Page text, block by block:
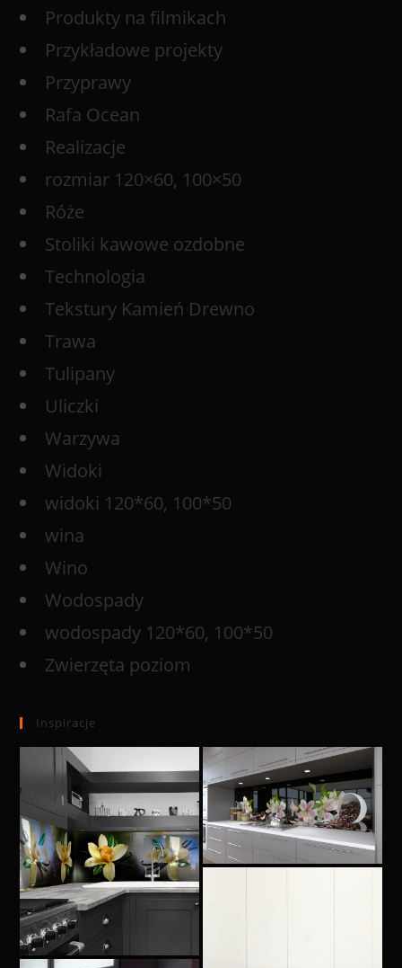
Produkty na filmikach
Przykładowe projekty
Przyprawy
Rafa Ocean
Realizacje
rozmiar 120×60, 100×50
Róże
Stoliki kawowe ozdobne
Technologia
Tekstury Kamień Drewno
Trawa
Tulipany
Uliczki
Warzywa
Widoki
widoki 120*60, 100*50
wina
Wino
Wodospady
wodospady 120*60, 100*50
Zwierzęta poziom
Inspiracje